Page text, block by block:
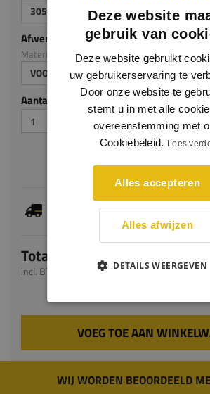
3050
Afwerking
Materiaal: MDF v313
VOORGELAKT
Aantal stuks
Je hebt gekozen voor maatwerk,
Totaal
incl. BTW
VOEG TOE AAN
WIJ WORDEN BEOORDEELD
Deze website
gebruik van
Deze website gebruikt
uw gebruikerservaring te
Door onze website te
stemt u in met alle
overeenstemming met
Cookiebeleid. Lees
Alles accepteren
Alles afwijzen
DETAILS WEERGEVEN